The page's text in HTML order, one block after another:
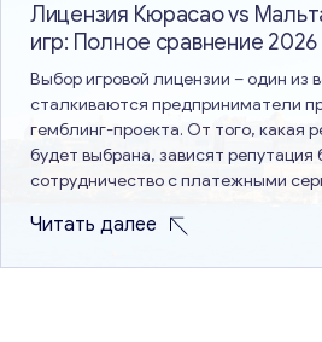
Лицензия Кюрасао vs
игр: Полное сравнение 2026
Выбор игровой лицензии – один из
сталкиваются предприниматели
гемблинг-проекта. От того, какая
будет выбрана, зависят репутация
сотрудничество с платежными
Именно поэтому сравнение
Читать далее